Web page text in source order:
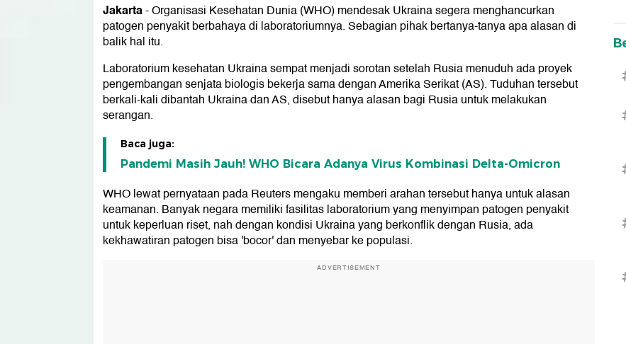
Jakarta-Organisasi Kesehatan Dunia (WHO) mendesak Ukraina segera menghancurkan
patogen penyakit berbahaya di laboratoriumnya. Sebagian pihak bertanya-tanya apa alasan di
balik hal itu.
Laboratorium kesehatan Ukraina sempat menjadi sorotan setelah Rusia menuduh ada proyek
pengembangan senjata biologis bekerja sama dengan Amerika Serikat (AS). Tuduhan tersebut
berkali-kali dibantah Ukraina dan AS, disebut hanya alasan bagi Rusia untuk melakukan
serangan.
Baca juga:
Pandemi Masih Jauh! WHO Bicara Adanya Virus Kombinasi Delta-Omicron
WHO lewat pernyataan pada Reuters mengaku memberi arahan tersebut hanya untuk alasan
keamanan. Banyak negara memiliki fasilitas laboratorium yang menyimpan patogen penyakit
untuk keperluan riset, nah dengan kondisi Ukraina yang berkonflik dengan Rusia, ada
kekhawatiran patogen bisa 'bocor' dan menyebar ke populasi.
ADVERTISEMENT